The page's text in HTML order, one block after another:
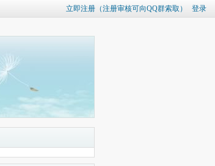
立即注册（注册审核可向QQ群索取） 登录